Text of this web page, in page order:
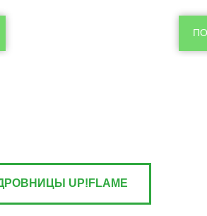
UP!FLAME